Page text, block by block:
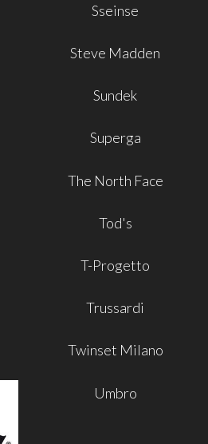
Sseinse
Steve Madden
Sundek
Superga
The North Face
Tod's
T-Progetto
Trussardi
Twinset Milano
Umbro